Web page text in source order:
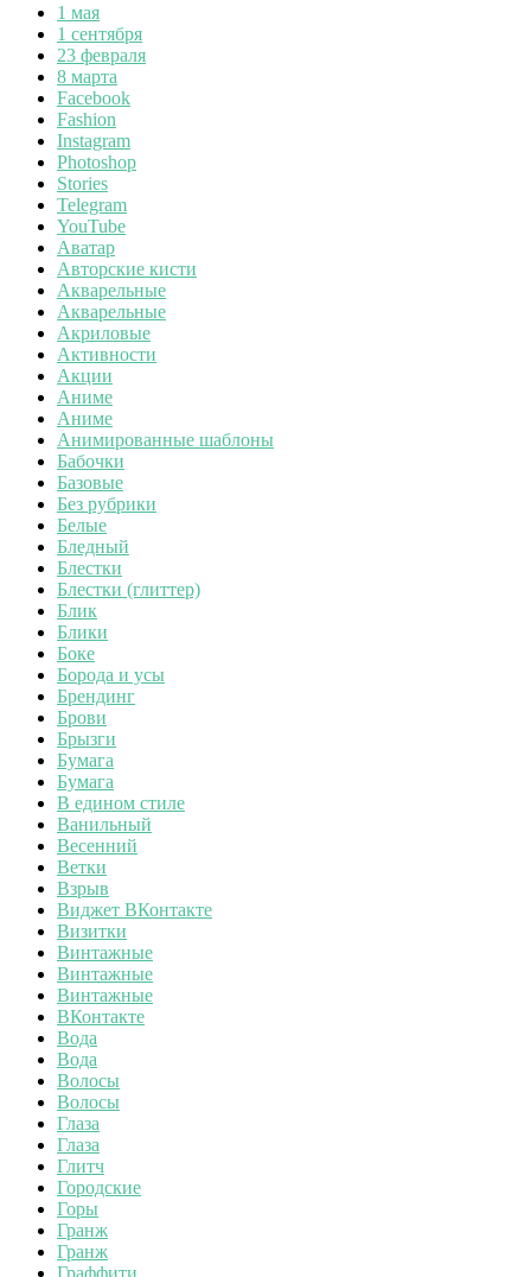
1 мая
1 сентября
23 февраля
8 марта
Facebook
Fashion
Instagram
Photoshop
Stories
Telegram
YouTube
Аватар
Авторские кисти
Акварельные
Акварельные
Акриловые
Активности
Акции
Аниме
Аниме
Анимированные шаблоны
Бабочки
Базовые
Без рубрики
Белые
Бледный
Блестки
Блестки (глиттер)
Блик
Блики
Боке
Борода и усы
Брендинг
Брови
Брызги
Бумага
Бумага
В едином стиле
Ванильный
Весенний
Ветки
Взрыв
Виджет ВКонтакте
Визитки
Винтажные
Винтажные
Винтажные
ВКонтакте
Вода
Вода
Волосы
Волосы
Глаза
Глаза
Глитч
Городские
Горы
Гранж
Гранж
Граффити